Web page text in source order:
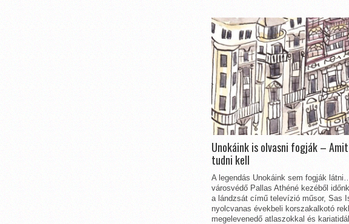
Unokáink is olvasni fogják –
tudni kell
A legendás Unokáink sem fogják
városvédő Pallas Athéné kezéből
a lándzsát című televízió műsor, Sas
nyolcvanas évekbeli korszakalkotó
megelevenedő atlaszokkal és